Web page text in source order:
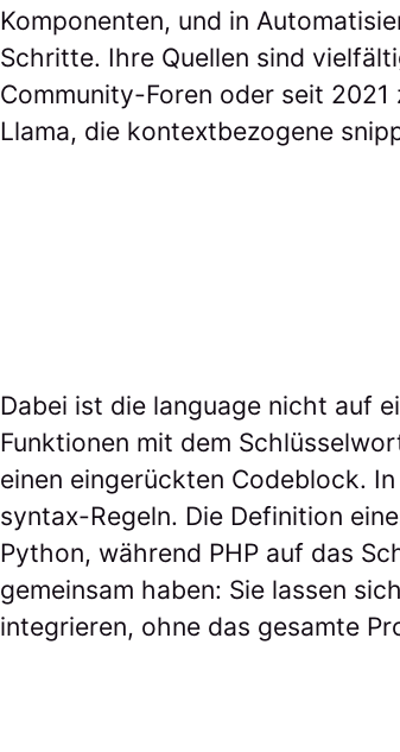
Komponenten, und in
Schritte. Ihre Quellen sind
Community-Foren oder seit
Llama, die kontextbezogene
Dabei ist die language nicht auf
Funktionen mit dem
einen eingerückten Codeblock.
syntax-Regeln. Die Definition
Python, während PHP auf das
gemeinsam haben: Sie lassen
integrieren, ohne das gesamte